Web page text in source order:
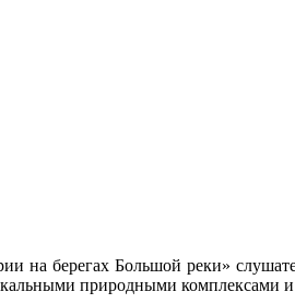
на берегах Большой реки»
природными комплексами